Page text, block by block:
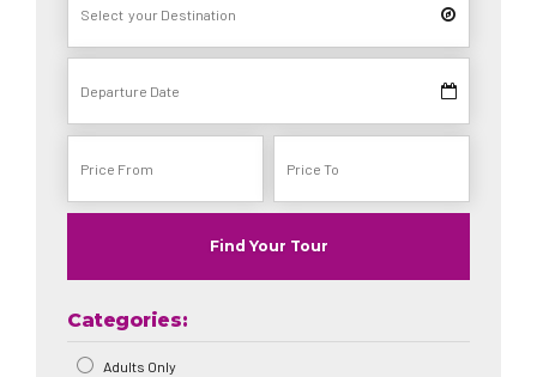
Find Your Tour
Categories:
Adults Only